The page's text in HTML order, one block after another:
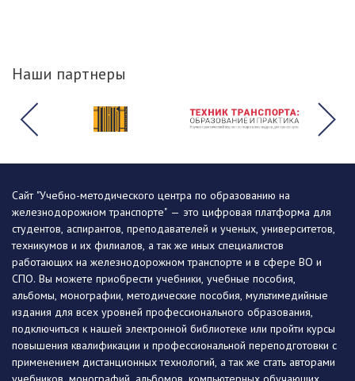
Наши партнеры
Сайт "Учебно-методического центра по образованию на
железнодорожном транспорте" — это цифровая платформа для
студентов, аспирантов, преподавателей и ученых, университетов,
техникумов и их филиалов, а так же иных специалистов
работающих на железнодорожном транспорте и в сфере ВО и
СПО. Вы можете приобрести учебники, учебные пособия,
альбомы, монографии, методические пособия, мультимедийные
издания для всех уровней профессионального образования,
подключиться к нашей электронной библиотеке или пройти курсы
повышения квалификации и профессиональной переподготовки с
применением дистанционных технологий, а так же стать авторами